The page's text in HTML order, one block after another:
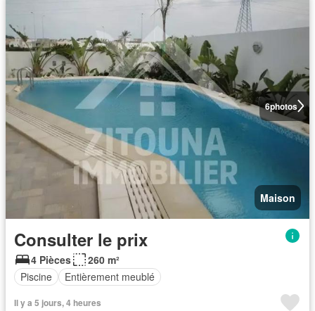
6photos
Maison
Consulter le prix
4 Pièces
260 m²
Piscine
Entièrement meublé
Il y a 5 jours, 4 heures